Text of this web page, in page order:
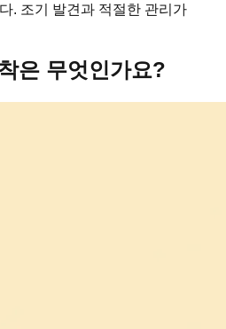
. 조기 발견과 적절한 관리가
은 무엇인가요?